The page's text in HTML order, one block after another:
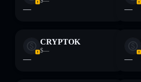
— —
CRYPTOK
$—
— —